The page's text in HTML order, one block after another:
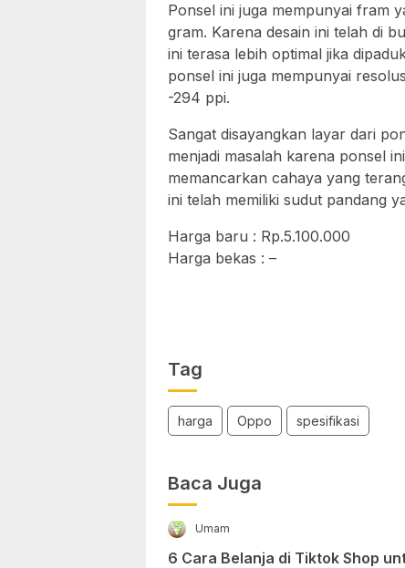
Ponsel ini juga mempunyai fram
gram. Karena desain ini telah di
ini terasa lebih optimal jika
ponsel ini juga mempunyai
-294 ppi.
Sangat disayangkan layar dari
menjadi masalah karena ponsel
memancarkan cahaya yang
ini telah memiliki sudut pandang
Harga baru : Rp.5.100.000
Harga bekas : –
Tag
harga Oppo spesifikasi
Baca Juga
Umam
6 Cara Belanja di Tiktok Shop